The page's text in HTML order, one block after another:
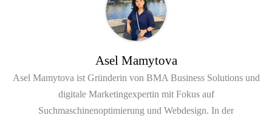
Asel Mamytova
Asel Mamytova ist Gründerin von BMA Business Solutions und
digitale Marketingexpertin mit Fokus auf
Suchmaschinenoptimierung und Webdesign. In der